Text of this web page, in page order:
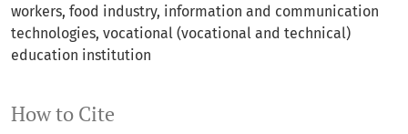
workers, food industry, information and communication
technologies, vocational (vocational and technical)
education institution
How to Cite